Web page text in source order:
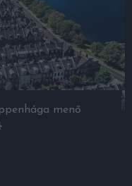
menő